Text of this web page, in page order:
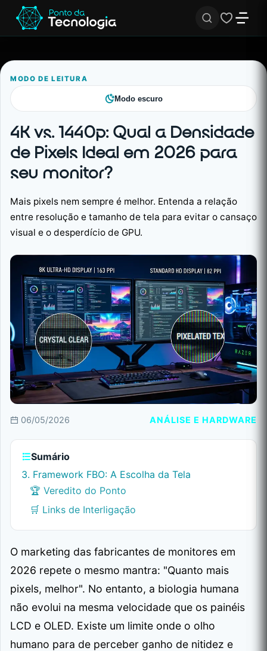
MODO DE LEITURA
Modo escuro
4K vs. 1440p: Qual a Densidade
de Pixels Ideal em 2026 para
seu monitor?
Mais pixels nem sempre é melhor. Entenda a relação
entre resolução e tamanho de tela para evitar o cansaço
visual e o desperdício de GPU.
06/05/2026 ANÁLISE E HARDWARE
Sumário
3. Framework FBO: A Escolha da Tela
🏆 Veredito do Ponto
🛒 Links de Interligação
O marketing das fabricantes de monitores em
2026 repete o mesmo mantra: "Quanto mais
pixels, melhor". No entanto, a biologia humana
não evolui na mesma velocidade que os painéis
LCD e OLED. Existe um limite onde o olho
humano para de perceber ganho de nitidez e